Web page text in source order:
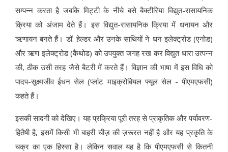
सम्पन्न करता है जबकि मिट्टी के नीचे बसे बैक्टीरिया विद्युत-रासायनिक
क्रिया को अंजाम देते हैं। इस विद्युत-रासायनिक क्रिया में धनायन और
ऋणायन बनते हैं। डॉ. हेल्डर और उनके साथियों ने धन इलेक्ट्रोड (एनोड)
और ऋण इलेक्ट्रोड (कैथोड) को उपयुक्त जगह रख कर विद्युत धारा उत्पन्न
की, ठीक उसी तरह जैसे बैटरी में करते हैं। विज्ञान की भाषा में इस विधि को
पादप-सूक्ष्मजीव ईधन सेल (प्लांट माइक्रोबियल फ्यूल सेल - पीएमएफसी)
कहते हैं।
इसकी सादगी को देखिए। यह प्रक्रिया पूरी तरह से प्राकृतिक और पर्यावरण-
हितैषी है, इसमें किसी भी बाहरी चीज़ की ज़रूरत नहीं है और यह प्रकृति के
चक्र का एक हिस्सा है। लेकिन सवाल यह है कि पीएमएफसी से कितनी